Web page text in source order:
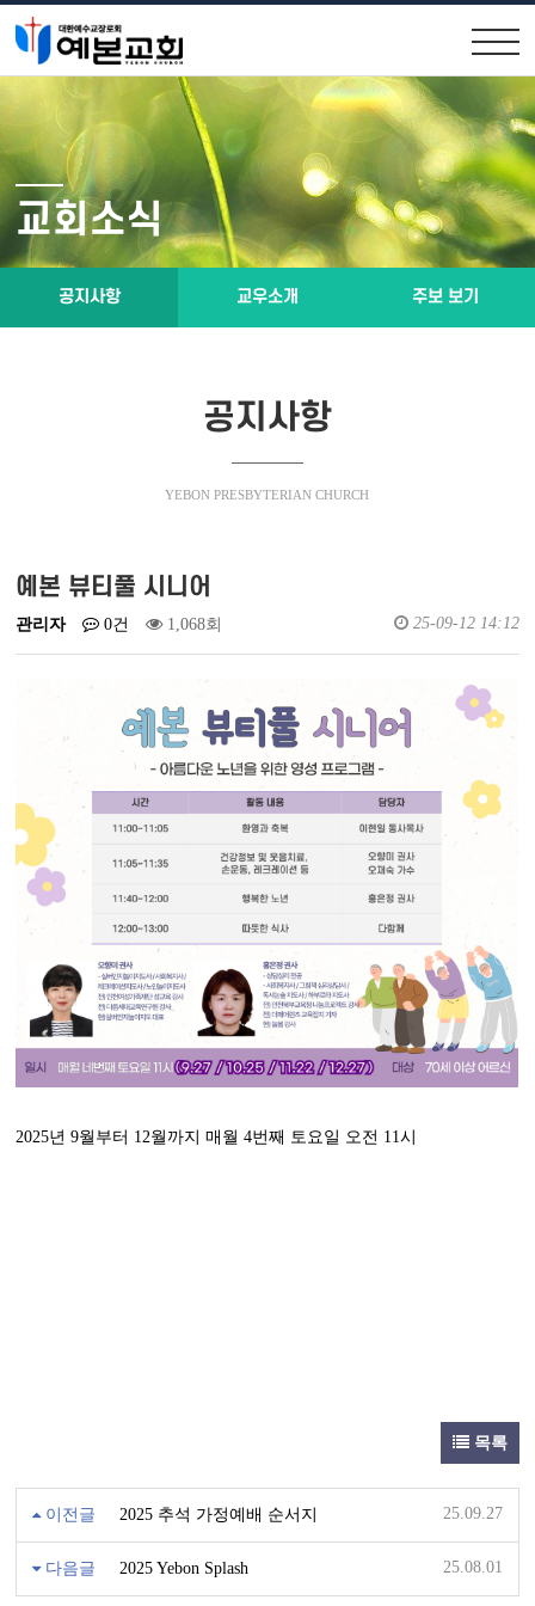
교회안내
원로목사인사
위임목사소개
교회연혁
제직구성
교회소식
공지사항
교우소식
행사앨범
회원가입 로그인
교회소식
공지사항 교우소개 주보 보기
공지사항
YEBON PRESBYTERIAN CHURCH
예본 뷰티풀 시니어
관리자 0건 1,068회 25-09-12 14:12
2025년 9월부터 12월까지 매월 4번째 토요일 오전 11시
목록
이전글 2025 추석 가정예배 순서지 25.09.27
다음글 2025 Yebon Splash 25.08.01